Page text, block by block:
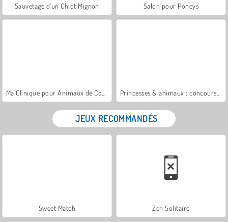
Sauvetage d'un Chiot Mignon Salon pour Poneys
JEUX RECOMMANDÉS
Sweet Match Zen Solitaire